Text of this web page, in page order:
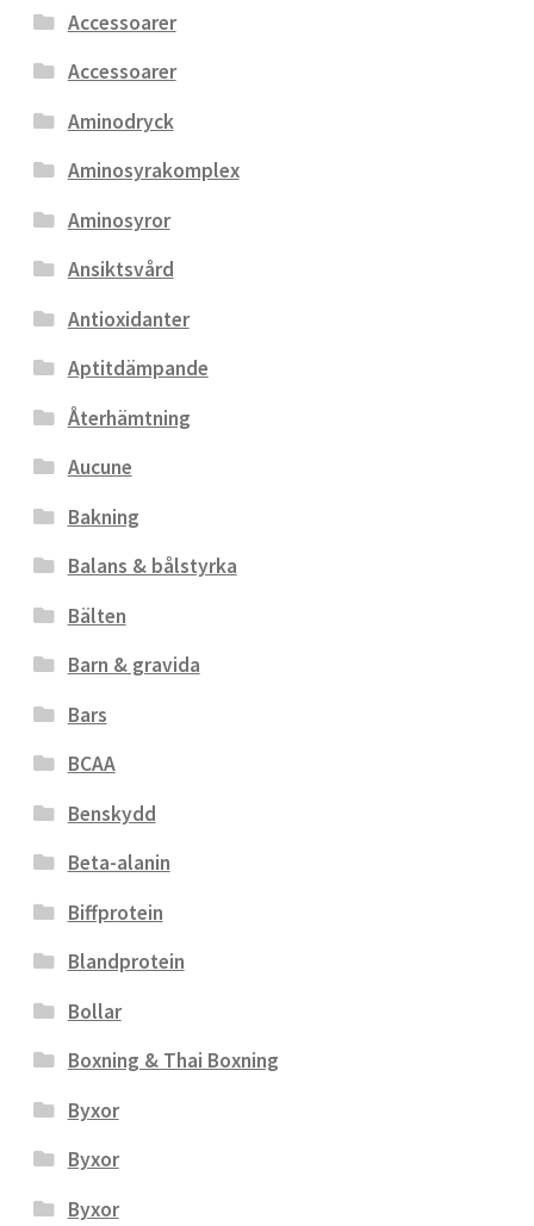
Accessoarer
Accessoarer
Aminodryck
Aminosyrakomplex
Aminosyror
Ansiktsvård
Antioxidanter
Aptitdämpande
Återhämtning
Aucune
Bakning
Balans & bålstyrka
Bälten
Barn & gravida
Bars
BCAA
Benskydd
Beta-alanin
Biffprotein
Blandprotein
Bollar
Boxning & Thai Boxning
Byxor
Byxor
Byxor